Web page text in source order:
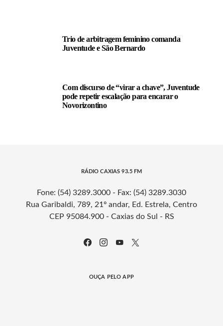
Trio de arbitragem feminino comanda
Juventude e São Bernardo
Com discurso de “virar a chave”, Juventude
pode repetir escalação para encarar o
Novorizontino
RÁDIO CAXIAS 93.5 FM
Fone: (54) 3289.3000 - Fax: (54) 3289.3030
Rua Garibaldi, 789, 21º andar, Ed. Estrela, Centro
CEP 95084.900 - Caxias do Sul - RS
OUÇA PELO APP